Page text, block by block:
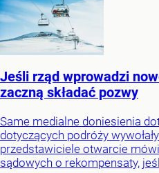
Jeśli rząd wprowadzi
zaczną składać pozwy
Same medialne doniesienia
dotyczących podróży
przedstawiciele otwarcie
sądowych o rekompensaty,